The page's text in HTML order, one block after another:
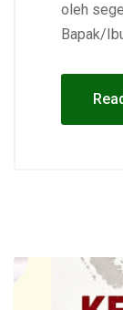
oleh
Bapak/